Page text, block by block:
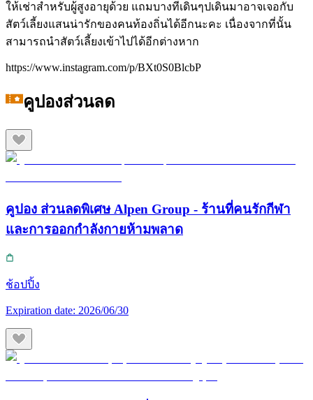
ให้เช่าสำหรับผู้สูงอายุด้วย แถมบางทีเดินๆปเดินมาอาจเจอกับ
สัตว์เลี้ยงแสนน่ารักของคนท้องถิ่นได้อีกนะคะ เนื่องจากที่นั้น
สามารถนำสัตว์เลี้ยงเข้าไปได้อีกต่างหาก
https://www.instagram.com/p/BXt0S0BlcbP
คูปองส่วนลด
คูปอง ส่วนลดพิเศษ Alpen Group - ร้านที่คนรักกีฬา
และการออกกำลังกายห้ามพลาด
ช้อปปิ้ง
Expiration date: 2026/06/30